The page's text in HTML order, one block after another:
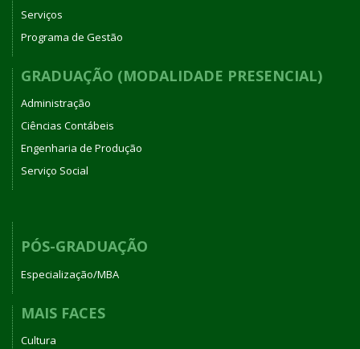
Serviços
Programa de Gestão
GRADUAÇÃO (MODALIDADE PRESENCIAL)
Administração
Ciências Contábeis
Engenharia de Produção
Serviço Social
PÓS-GRADUAÇÃO
Especialização/MBA
MAIS FACES
Cultura